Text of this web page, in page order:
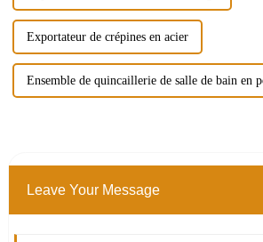
Exportateur de crépines en acier
Ensemble de quincaillerie de salle de bain en
Leave Your Message